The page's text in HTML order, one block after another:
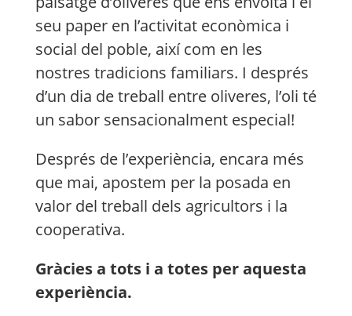
seu paper en l’activitat econòmica i
social del poble, així com en les
nostres tradicions familiars. I després
d’un dia de treball entre oliveres, l’oli té
un sabor sensacionalment especial!
Després de l’experiència, encara més
que mai, apostem per la posada en
valor del treball dels agricultors i la
cooperativa.
Gràcies a tots i a totes per aquesta
experiència.